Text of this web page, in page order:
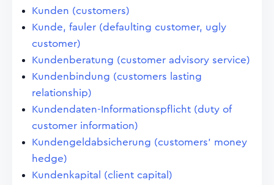
Kunden (customers)
Kunde, fauler (defaulting customer, ugly
customer)
Kundenberatung (customer advisory service)
Kundenbindung (customers lasting
relationship)
Kundendaten-Informationspflicht (duty of
customer information)
Kundengeldabsicherung (customers' money
hedge)
Kundenkapital (client capital)